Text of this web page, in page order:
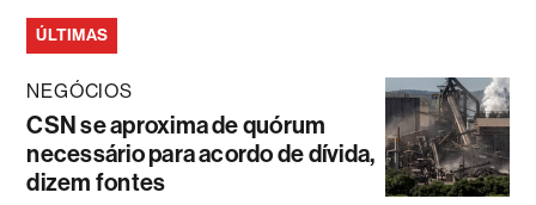
ÚLTIMAS
NEGÓCIOS
CSN se aproxima de quórum
necessário para acordo de dívida,
dizem fontes